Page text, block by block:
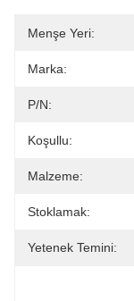
Menşe Yeri:
Marka:
P/N:
Koşullu:
Malzeme:
Stoklamak:
Yetenek Temini: